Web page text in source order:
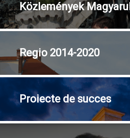
KözleményekMagyarul
Regio 2014-2020
Proiecte de succes